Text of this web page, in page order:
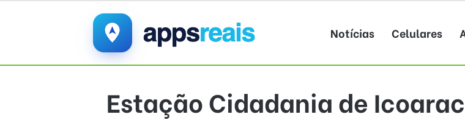
Notícias Celulares
Estação Cidadania de